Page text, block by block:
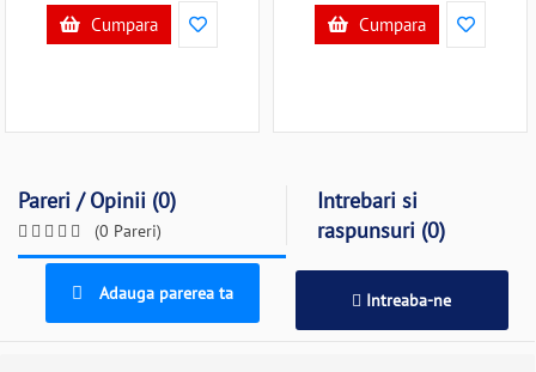
Cumpara Cumpara
Pareri / Opinii (0)
(0 Pareri)
Intrebari si
raspunsuri (0)
Adauga parerea ta Intreaba-ne